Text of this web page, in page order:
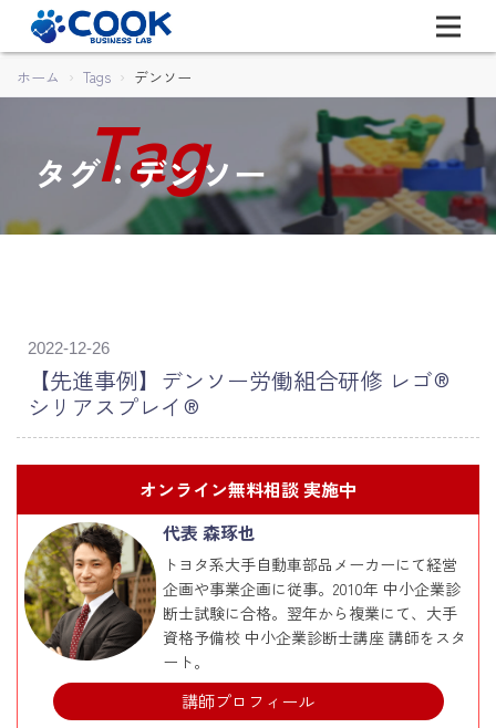
ホーム Tags デンソー
タグ：デンソー
2022-12-26
【先進事例】デンソー労働組合研修 レゴ®
シリアスプレイ®
オンライン無料相談 実施中
代表 森琢也
トヨタ系大手自動車部品メーカーにて経営
企画や事業企画に従事。2010年 中小企業診
断士試験に合格。翌年から複業にて、大手
資格予備校 中小企業診断士講座 講師をスタ
ート。
講師プロフィール